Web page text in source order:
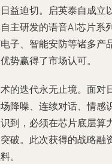
益迫切。启英泰自成立
主研发的语音AI芯片系
子、智能安防等诸多产
势赢得了市场认可。
的迭代永无止境。面对
降噪、连续对话、情感
到，必须在芯片底层算
破。此次获得的战略融
。